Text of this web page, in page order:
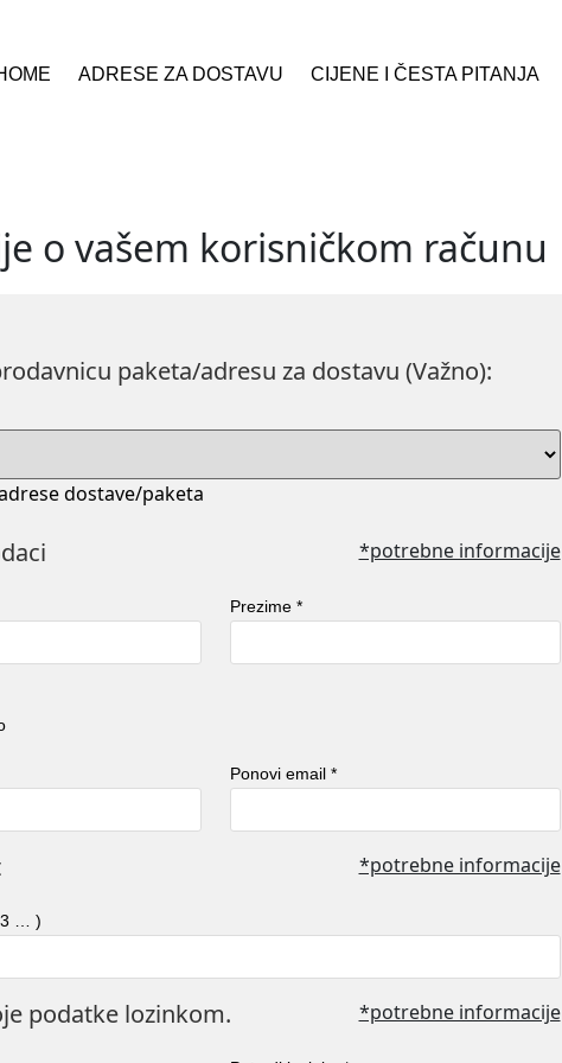
ADRESE ZA DOSTAVU CIJENE I ČESTA PITANJA
o vašem korisničkom računu
paketa/adresu za dostavu (Važno):
dostave/paketa
*potrebne informacije
Prezime *
Ponovi email *
*potrebne informacije
… )
podatke lozinkom. *potrebne informacije